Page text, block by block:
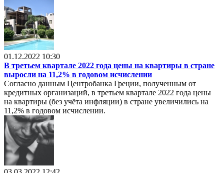
01.12.2022 10:30
В третьем квартале 2022 года цены на квартиры в стране
выросли на 11,2% в годовом исчислении
Согласно данным Центробанка Греции, полученным от
кредитных организаций, в третьем квартале 2022 года цены
на квартиры (без учёта инфляции) в стране увеличились на
11,2% в годовом исчислении.